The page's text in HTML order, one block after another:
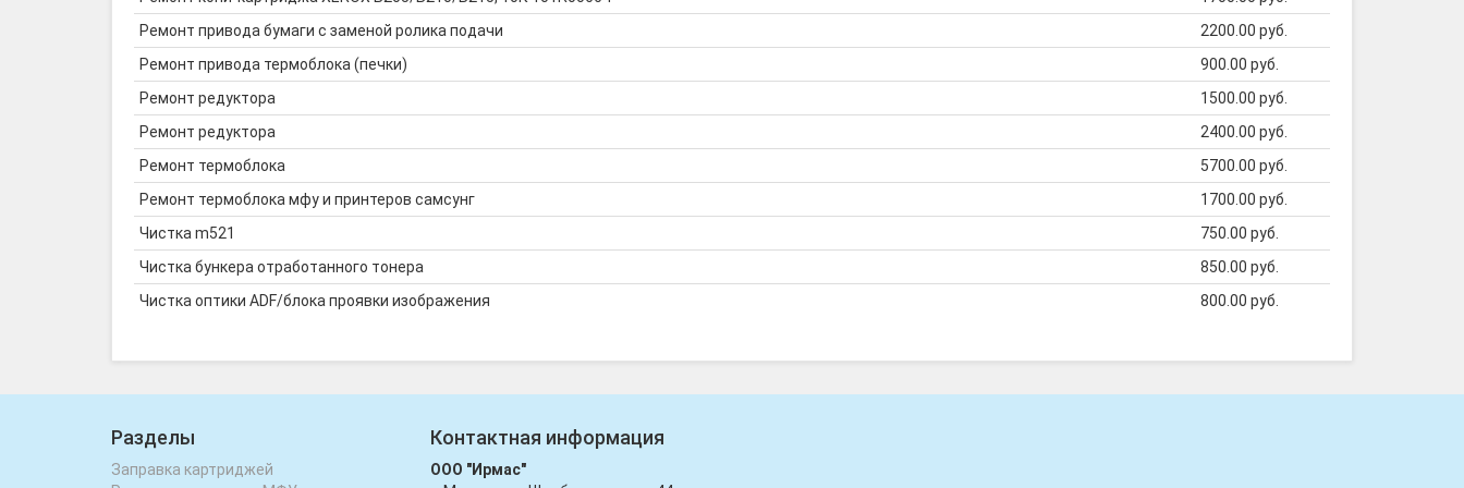
Ремонт привода бумаги с заменой ролика подачи
2200.00 руб.
Ремонт привода термоблока (печки)
900.00 руб.
Ремонт редуктора
1500.00 руб.
Ремонт редуктора
2400.00 руб.
Ремонт термоблока
5700.00 руб.
Ремонт термоблока мфу и принтеров самсунг
1700.00 руб.
Чистка m521
750.00 руб.
Чистка бункера отработанного тонера
850.00 руб.
Чистка оптики ADF/блока проявки изображения
800.00 руб.
Разделы
Заправка картриджей
Контактная информация
ООО "Ирмас"